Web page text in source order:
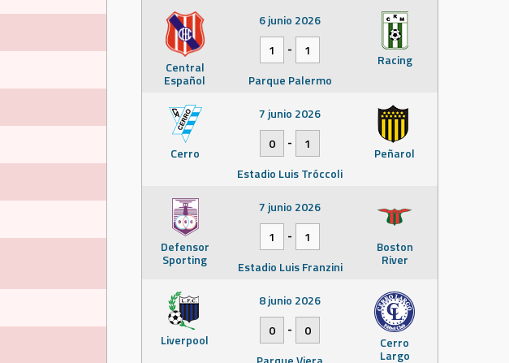
Central
Español
Racing
6 junio 2026
1
-
1
Parque Palermo
Cerro Peñarol
7 junio 2026
0
-
1
Estadio Luis Tróccoli
Defensor
Sporting
Boston
River
7 junio 2026
1
-
1
Estadio Luis Franzini
Liverpool Cerro
Largo
8 junio 2026
0
-
0